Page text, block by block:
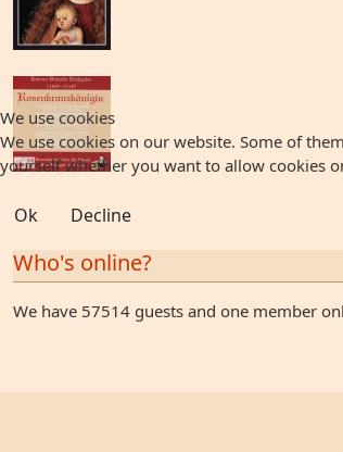
Who's online?
We have 57514 guests and one member
We use cookies
We use cookies on our website. Some of
yourself whether you want to allow cookies
Ok Decline